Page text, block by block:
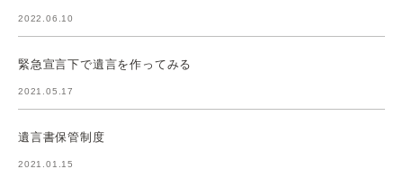
2022.06.10
緊急宣言下で遺言を作ってみる
2021.05.17
遺言書保管制度
2021.01.15